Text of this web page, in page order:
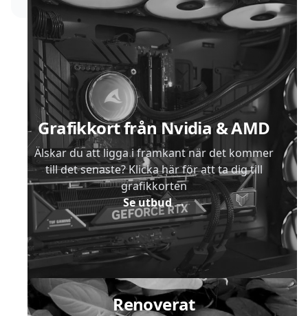
Grafikkort från Nvidia & AMD
Älskar du att ligga i framkant när det kommer
till det senaste? Klicka här för att ta dig till
grafikkorten
Se utbud→
Renoverat